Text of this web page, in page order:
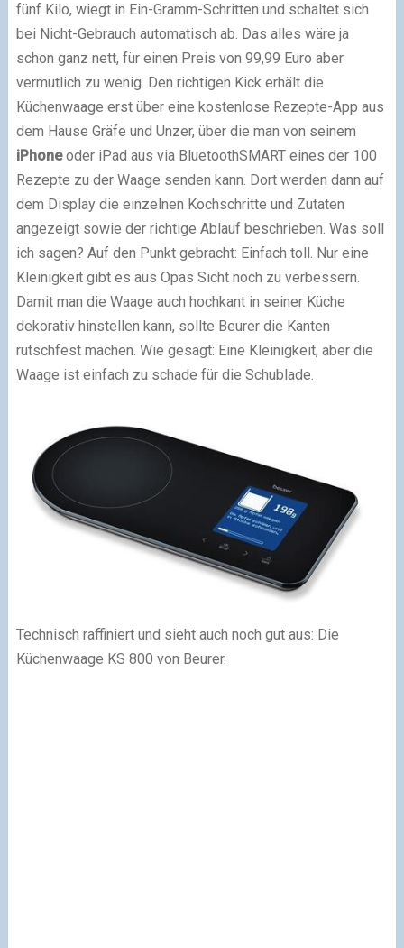
fünf Kilo, wiegt in Ein-Gramm-Schritten und schaltet sich
bei Nicht-Gebrauch automatisch ab. Das alles wäre ja
schon ganz nett, für einen Preis von 99,99 Euro aber
vermutlich zu wenig. Den richtigen Kick erhält die
Küchenwaage erst über eine kostenlose Rezepte-App aus
dem Hause Gräfe und Unzer, über die man von seinem
iPhoneoder iPad aus via BluetoothSMART eines der 100
Rezepte zu der Waage senden kann. Dort werden dann auf
dem Display die einzelnen Kochschritte und Zutaten
angezeigt sowie der richtige Ablauf beschrieben. Was soll
ich sagen? Auf den Punkt gebracht: Einfach toll. Nur eine
Kleinigkeit gibt es aus Opas Sicht noch zu verbessern.
Damit man die Waage auch hochkant in seiner Küche
dekorativ hinstellen kann, sollte Beurer die Kanten
rutschfest machen. Wie gesagt: Eine Kleinigkeit, aber die
Waage ist einfach zu schade für die Schublade.
Technisch raffiniert und sieht auch noch gut aus: Die
Küchenwaage KS 800 von Beurer.